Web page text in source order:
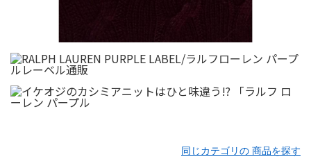
同じカテゴリの 商品を探す